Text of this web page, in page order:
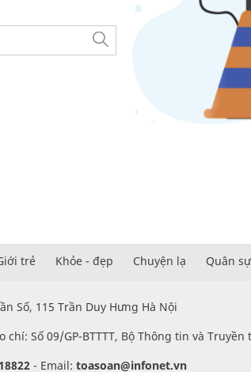
trẻ Khỏe - đẹp Chuyện lạ Quân sự
Số, 115 Trần Duy Hưng Hà Nội
chí: Số 09/GP-BTTTT, Bộ Thông tin và
- Email: toasoan@infonet.vn